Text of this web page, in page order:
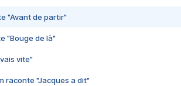
"Avant de partir"
"Bouge de là"
vite"
raconte "Jacques a dit"